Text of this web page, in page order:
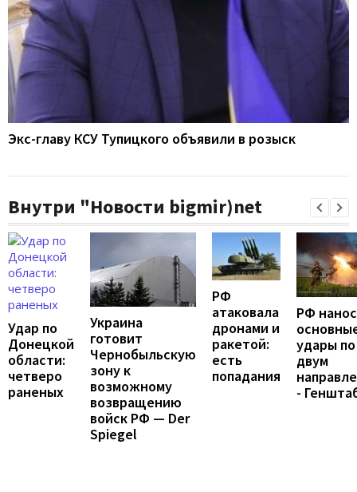
Экс-главу КСУ Тупицкого объявили в розыск
Внутри "Новости bigmir)net
Удар по
Донецкой
области:
четверо
раненых
Украина
готовит
Чернобыльскую
зону к
возможному
возвращению
войск РФ — Der
Spiegel
РФ
атаковала
дронами и
ракетой:
есть
попадания
РФ
удары по
двум
-